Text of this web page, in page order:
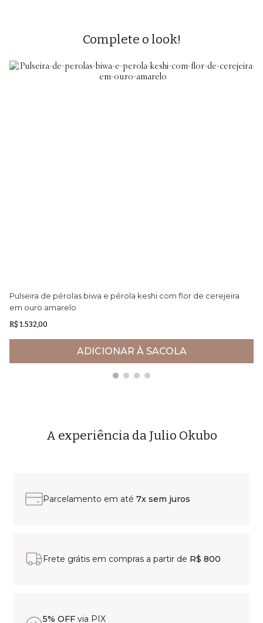
Complete o look!
Pulseira de pérolas biwa e pérola keshi com flor de cerejeira
em ouro amarelo
R$ 1.532,00
ADICIONAR À SACOLA
A experiência da Julio Okubo
Parcelamento em até 7x sem juros
Frete grátis em compras a partir de R$ 800
5% OFF via PIX